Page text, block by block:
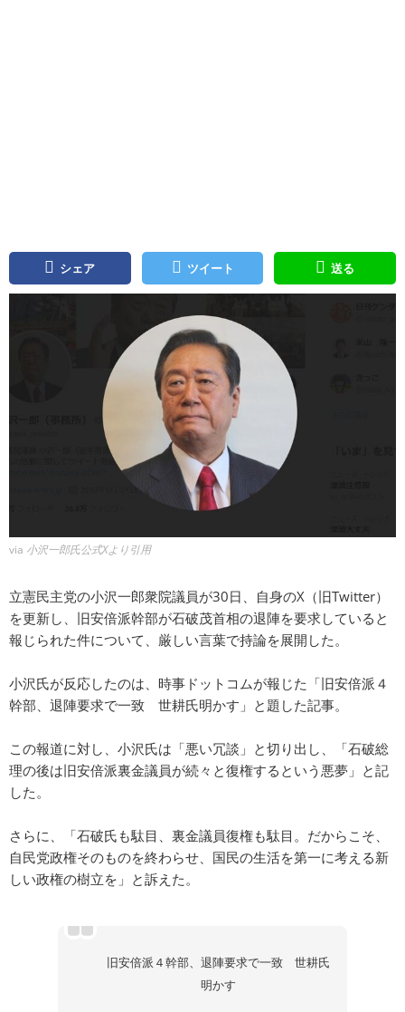
シェア ツイート 送る
via 小沢一郎氏公式Xより引用
立憲民主党の小沢一郎衆院議員が30日、自身のX（旧Twitter）
を更新し、旧安倍派幹部が石破茂首相の退陣を要求していると
報じられた件について、厳しい言葉で持論を展開した。
小沢氏が反応したのは、時事ドットコムが報じた「旧安倍派４
幹部、退陣要求で一致 世耕氏明かす」と題した記事。
この報道に対し、小沢氏は「悪い冗談」と切り出し、「石破総
理の後は旧安倍派裏金議員が続々と復権するという悪夢」と記
した。
さらに、「石破氏も駄目、裏金議員復権も駄目。だからこそ、
自民党政権そのものを終わらせ、国民の生活を第一に考える新
しい政権の樹立を」と訴えた。
旧安倍派４幹部、退陣要求で一致 世耕氏
明かす